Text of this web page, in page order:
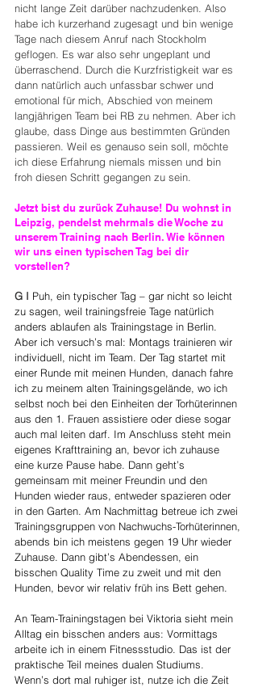
nicht lange Zeit darüber nachzudenken. Also
habe ich kurzerhand zugesagt und bin wenige
Tage nach diesem Anruf nach Stockholm
geflogen. Es war also sehr ungeplant und
überraschend. Durch die Kurzfristigkeit war es
dann natürlich auch unfassbar schwer und
emotional für mich, Abschied von meinem
langjährigen Team bei RB zu nehmen. Aber ich
glaube, dass Dinge aus bestimmten Gründen
passieren. Weil es genauso sein soll, möchte
ich diese Erfahrung niemals missen und bin
froh diesen Schritt gegangen zu sein.
Jetzt bist du zurück Zuhause! Du wohnst in
Leipzig, pendelst mehrmals die Woche zu
unserem Training nach Berlin. Wie können
wir uns einen typischen Tag bei dir
vorstellen?
G I Puh, ein typischer Tag – gar nicht so leicht
zu sagen, weil trainingsfreie Tage natürlich
anders ablaufen als Trainingstage in Berlin.
Aber ich versuch’s mal: Montags trainieren wir
individuell, nicht im Team. Der Tag startet mit
einer Runde mit meinen Hunden, danach fahre
ich zu meinem alten Trainingsgelände, wo ich
selbst noch bei den Einheiten der Torhüterinnen
aus den 1. Frauen assistiere oder diese sogar
auch mal leiten darf. Im Anschluss steht mein
eigenes Krafttraining an, bevor ich zuhause
eine kurze Pause habe. Dann geht’s
gemeinsam mit meiner Freundin und den
Hunden wieder raus, entweder spazieren oder
in den Garten. Am Nachmittag betreue ich zwei
Trainingsgruppen von Nachwuchs-Torhüterinnen,
abends bin ich meistens gegen 19 Uhr wieder
Zuhause. Dann gibt’s Abendessen, ein
bisschen Quality Time zu zweit und mit den
Hunden, bevor wir relativ früh ins Bett gehen.
An Team-Trainingstagen bei Viktoria sieht mein
Alltag ein bisschen anders aus: Vormittags
arbeite ich in einem Fitnessstudio. Das ist der
praktische Teil meines dualen Studiums.
Wenn’s dort mal ruhiger ist, nutze ich die Zeit